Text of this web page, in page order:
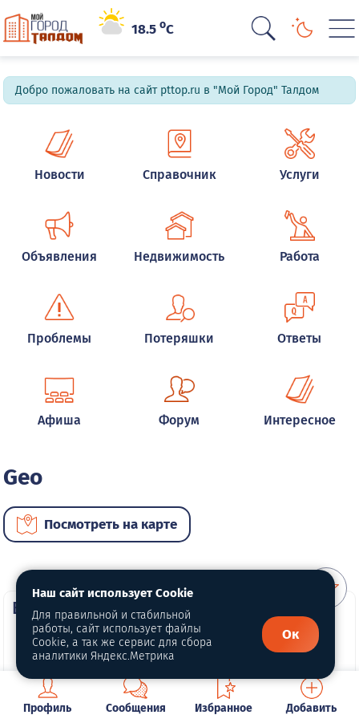
18.5oC
Добро пожаловать на сайт pttop.ru в "Мой Город" Талдом
Новости Справочник Услуги
Объявления Недвижимость Работа
Проблемы Потеряшки Ответы
Афиша Форум Интересное
Geo
Посмотреть на карте
ВИП автомобили
Профиль Сообщения Избранное Добавить
Наш сайт использует Cookie
Для правильной и стабильной
работы, сайт использует файлы
Cookie, а так же сервис для сбора
аналитики Яндекс.Метрика
Ок